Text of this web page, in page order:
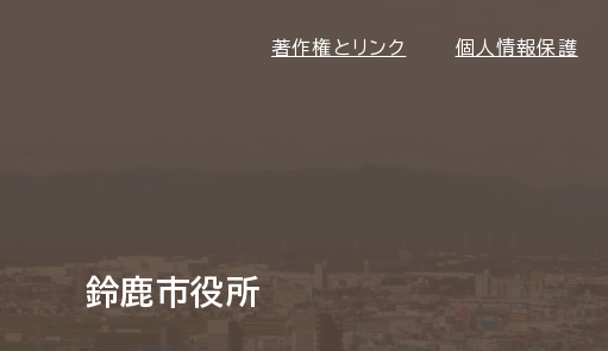
著作権とリンク 個人情報保護
鈴鹿市役所